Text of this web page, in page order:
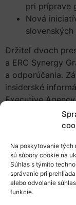
Na poskytovanie tých
sú súbory cookie na
Súhlas s týmito
správanie pri
alebo odvolanie
funkcie.
pri príprave
Nová
Držiteľ dvoch
a ERC Synergy
a odporúčania.
insiderské
Executive Agency.
Program
Na podujatie je
Registrácia je
pred podujatím
Vami zaslanú